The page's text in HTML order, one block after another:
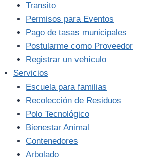
Transito
Permisos para Eventos
Pago de tasas municipales
Postularme como Proveedor
Registrar un vehículo
Servicios
Escuela para familias
Recolección de Residuos
Polo Tecnológico
Bienestar Animal
Contenedores
Arbolado